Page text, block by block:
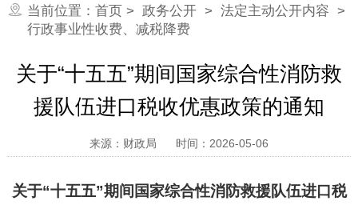
当前位置： 首页 > 政务公开> 法定主动公开内容 >
行政事业性收费、减税降费
关于“十五五”期间国家综合性消防救
援队伍进口税收优惠政策的通知
来源：财政局 时间：2026-05-06
关于“十五五”期间国家综合性消防救援队伍进口税